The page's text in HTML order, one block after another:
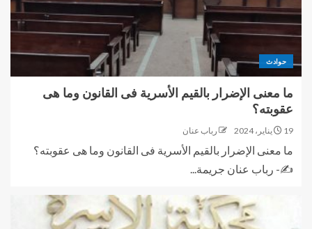
حوادث
ما معنى الإضرار بالقيم الأسرية فى القانون وما هى
عقوبته؟
19 يناير، 2024 رباب عنان
ما معنى الإضرار بالقيم الأسرية فى القانون وما هى عقوبته؟
✍- رباب عنان جريمة...